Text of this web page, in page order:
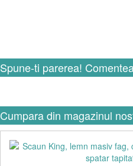
Spune-ti parerea!
Cumpara din magazinul